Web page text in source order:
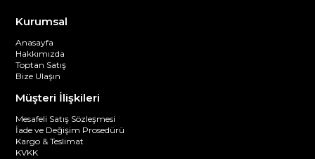
Kurumsal
Anasayfa
Hakkımızda
Toptan Satış
Bize Ulaşın
Müşteri İlişkileri
Mesafeli Satış Sözleşmesi
İade ve Değişim Prosedürü
Kargo & Teslimat
KVKK